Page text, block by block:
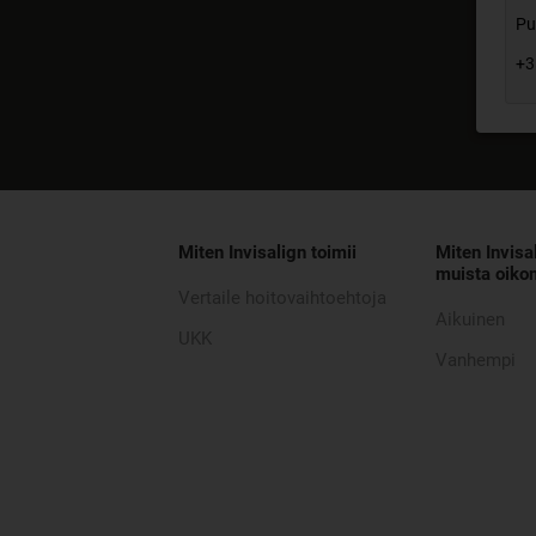
Miten Invisalign toimii
Miten
muista